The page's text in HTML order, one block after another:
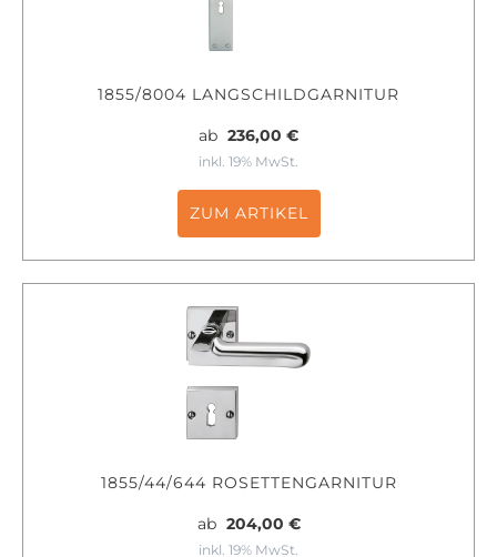
1855/8004 LANGSCHILDGARNITUR
ab 236,00 €
inkl. 19% MwSt.
ZUM ARTIKEL
1855/44/644 ROSETTENGARNITUR
ab 204,00 €
inkl. 19% MwSt.